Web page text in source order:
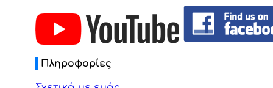
Πληροφορίες